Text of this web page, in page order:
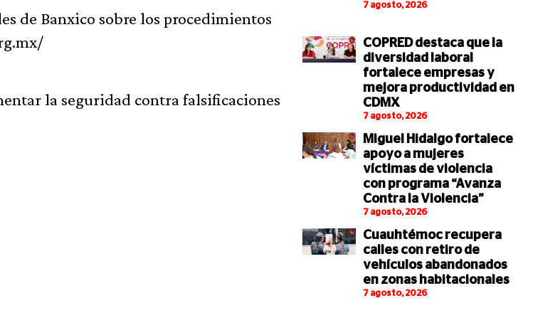
de Banxico sobre los procedimientos
la seguridad contra falsificaciones
7 agosto, 2026
COPRED destaca que la
diversidad laboral
fortalece empresas y
mejora productividad en
CDMX
7 agosto, 2026
Miguel Hidalgo fortalece
apoyo a mujeres
víctimas de violencia
con programa “Avanza
Contra la Violencia”
7 agosto, 2026
Cuauhtémoc recupera
calles con retiro de
vehículos abandonados
en zonas habitacionales
7 agosto, 2026